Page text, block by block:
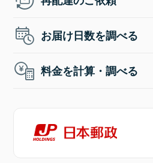
お届け日数を調べる
料金を計算・調べる